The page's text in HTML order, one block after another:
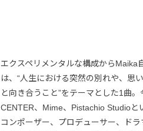
エクスペリメンタルな構成からMaika
は、“人生における突然の別れや、思
と向き合うこと”をテーマとした1曲
CENTER、Mime、Pistachio Studio
コンポーザー、プロデューサー、ド